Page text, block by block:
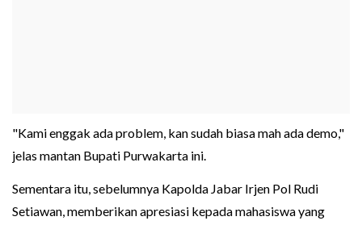
"Kami enggak ada problem, kan sudah biasa mah ada demo,"
jelas mantan Bupati Purwakarta ini.
Sementara itu, sebelumnya Kapolda Jabar Irjen Pol Rudi
Setiawan, memberikan apresiasi kepada mahasiswa yang